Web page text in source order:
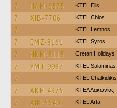
7 HAM-6575 KTEL Elis
7 XIB-7706 KTEL Chios
7 KTEL Lemnos
7 EMZ-8161 KTEL Syros
7 HKM-3115 Cretan Holidays
7 YMT-9987 KTEL Salaminas
7 ΚΤΕL Chalkidikis
7 AKH-4375 ΚΤΕΛ Λακωνίας
7 AIK-5640 KTEL Arta